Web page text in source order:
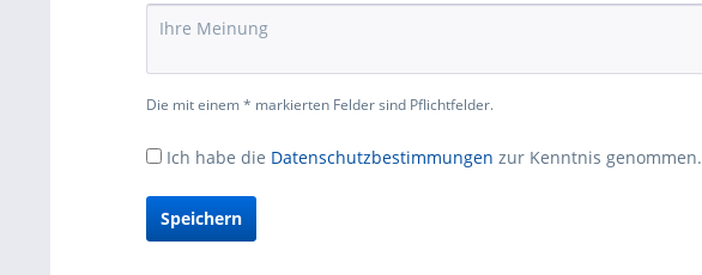
Die mit einem * markierten Felder sind Pflichtfelder.
Ich habe die Datenschutzbestimmungen zur Kenntnis genommen.
Speichern